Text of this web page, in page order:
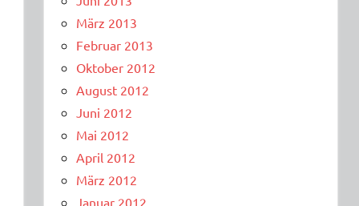
März 2013
Februar 2013
Oktober 2012
August 2012
Juni 2012
Mai 2012
April 2012
März 2012
Januar 2012